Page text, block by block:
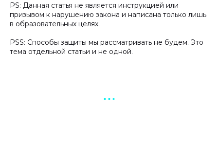
PS: Данная статья не является инструкцией или
призывом к нарушению закона и написана только лишь
в образовательных целях.
PSS: Способы защиты мы рассматривать не будем. Это
тема отдельной статьи и не одной.
▪︎ ▪︎ ▪︎